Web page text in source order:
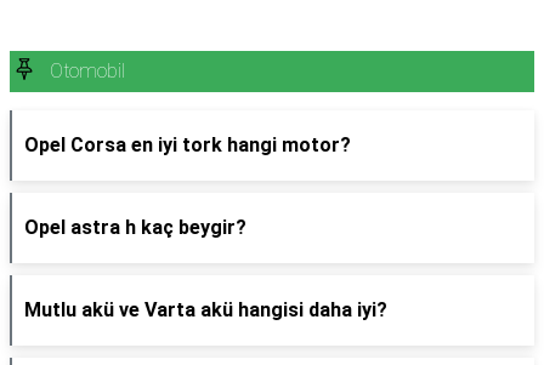
Otomobil
Opel Corsa en iyi tork hangi motor?
Opel astra h kaç beygir?
Mutlu akü ve Varta akü hangisi daha iyi?